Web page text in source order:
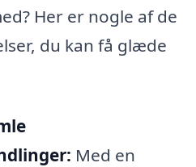
Her er nogle af de
du kan få glæde
Med en